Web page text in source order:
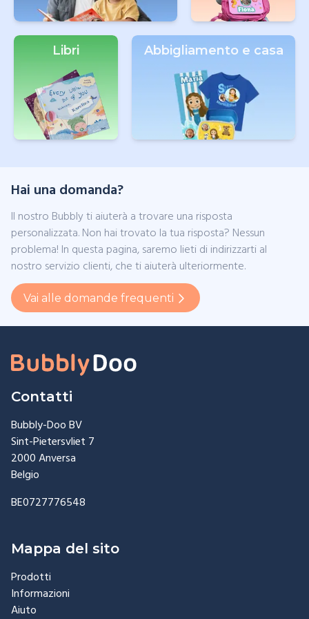
Libri Abbigliamento e casa
Hai una domanda?
Il nostro Bubbly ti aiuterà a trovare una risposta
personalizzata. Non hai trovato la tua risposta? Nessun
problema! In questa pagina, saremo lieti di indirizzarti al
nostro servizio clienti, che ti aiuterà ulteriormente.
Vai alle domande frequenti
Contatti
Bubbly-Doo BV
Sint-Pietersvliet 7
2000 Anversa
Belgio
BE0727776548
Mappa del sito
Prodotti
Informazioni
Aiuto